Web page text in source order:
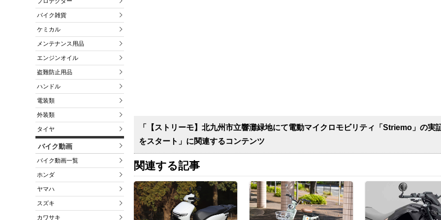
バイク雑貨
ケミカル
メンテナンス用品
エンジンオイル
盗難防止用品
ハンドル
電装類
外装類
タイヤ
バイク動画
バイク動画一覧
ホンダ
ヤマハ
スズキ
カワサキ
「【ストリーモ】北九州市立響灘緑地にて電動マイクロモビリティ「Striemo」の実
をスタート」に関連するコンテンツ
関連する記事